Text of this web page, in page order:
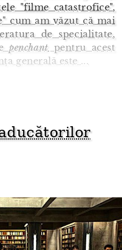
"filme catastrofice",
cum am văzut că mai
de specialitate,
penchant pentru acest
generală este ...